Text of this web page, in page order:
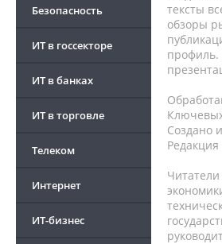
Безопасность
ИТ в госсекторе
ИТ в банках
ИТ в торговле
Телеком
Интернет
ИТ-бизнес
тексты
обзоры
профиль.
Создано